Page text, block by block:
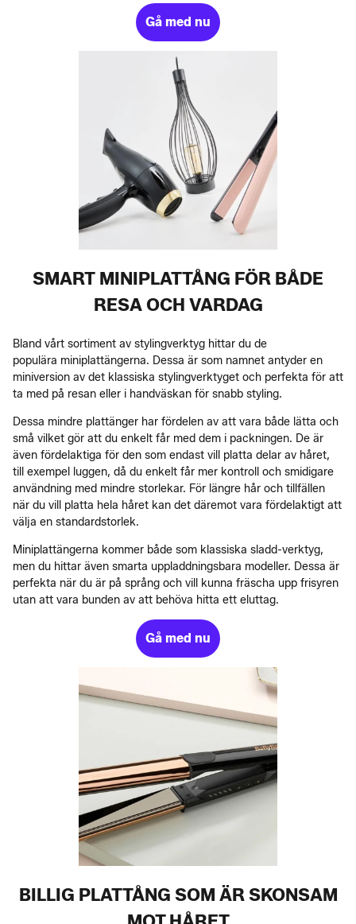
Gå med nu
SMART MINIPLATTÅNG FÖR BÅDE
RESA OCH VARDAG
Bland vårt sortiment av stylingverktyg hittar du de
populära miniplattängerna. Dessa är som namnet antyder en
miniversion av det klassiska stylingverktyget och perfekta för att
ta med på resan eller i handväskan för snabb styling.
Dessa mindre plattänger har fördelen av att vara både lätta och
små vilket gör att du enkelt får med dem i packningen. De är
även fördelaktiga för den som endast vill platta delar av håret,
till exempel luggen, då du enkelt får mer kontroll och smidigare
användning med mindre storlekar. För längre hår och tillfällen
när du vill platta hela håret kan det däremot vara fördelaktigt att
välja en standardstorlek.
Miniplattängerna kommer både som klassiska sladd-verktyg,
men du hittar även smarta uppladdningsbara modeller. Dessa är
perfekta när du är på språng och vill kunna fräscha upp frisyren
utan att vara bunden av att behöva hitta ett eluttag.
Gå med nu
BILLIG PLATTÅNG SOM ÄR SKONSAM